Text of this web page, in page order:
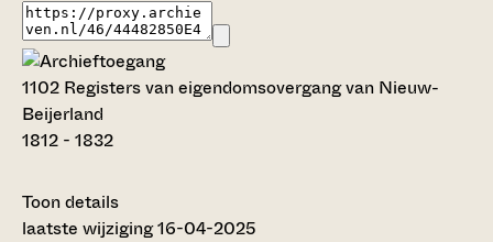
1102 Registers van eigendomsovergang van Nieuw-
Beijerland
1812 - 1832
Toon details
Datering:
laatste wijziging 16-04-2025